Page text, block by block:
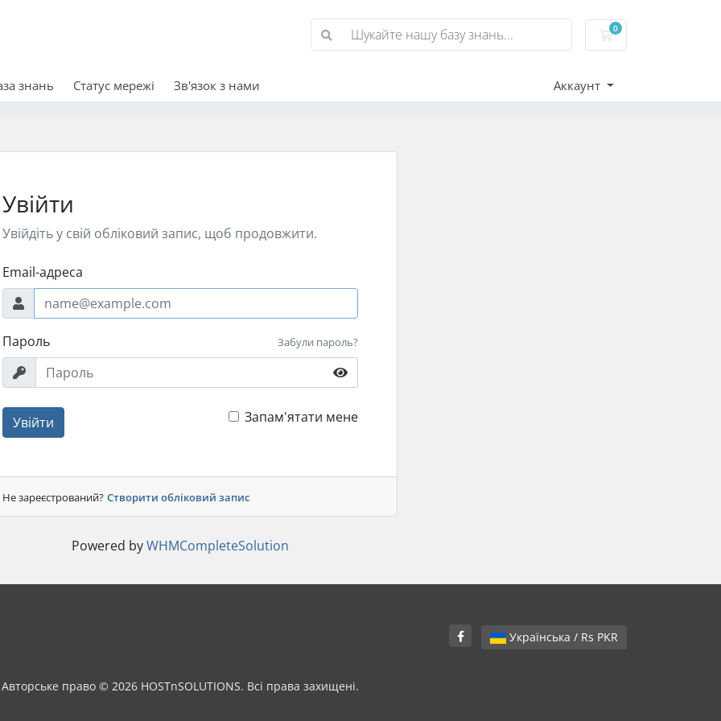
0
Кошик
знань Статус мережі Зв'язок з нами Аккаунт
Увійти
Увійдіть у свій обліковий запис, щоб продовжити.
Email-адреса
Пароль Забули пароль?
Увійти Запам'ятати мене
Не зареєстрований? Створити обліковий запис
Powered byWHMCompleteSolution
Українська / Rs PKR
Авторське право © 2026 HOSTnSOLUTIONS. Всі права захищені.